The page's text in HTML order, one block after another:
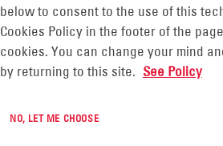
below to consent to the use of this
Cookies Policy in the footer of the
cookies. You can change your mind
by returning to this site. See Policy
NO, LET ME CHOOSE